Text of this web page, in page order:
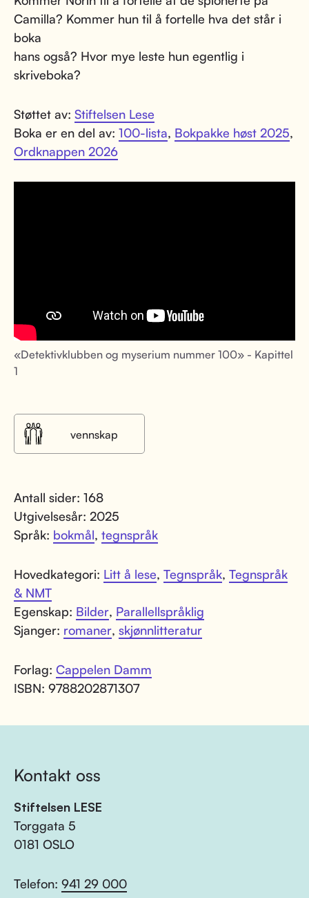
Camilla? Kommer hun til å fortelle hva det står i
boka
hans også? Hvor mye leste hun egentlig i
skriveboka?
Støttet av: Stiftelsen Lese
Boka er en del av: 100-lista, Bokpakke høst 2025,
Ordknappen 2026
«Detektivklubben og myserium nummer 100» - Kapittel
1
vennskap
Antall sider: 168
Utgivelsesår: 2025
Språk: bokmål, tegnspråk
Hovedkategori: Litt å lese, Tegnspråk, Tegnspråk
& NMT
Egenskap: Bilder, Parallellspråklig
Sjanger: romaner, skjønnlitteratur
Forlag: Cappelen Damm
ISBN: 9788202871307
Kontakt oss
Stiftelsen LESE
Torggata 5
0181 OSLO
Telefon: 941 29 000